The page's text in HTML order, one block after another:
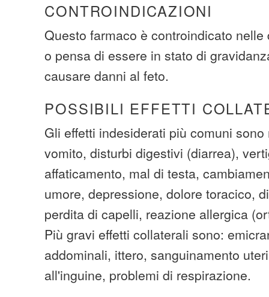
CONTROINDICAZIONI
Questo farmaco è controindicato
o pensa di essere in stato di
causare danni al feto.
POSSIBILI EFFETTI
Gli effetti indesiderati più comuni
vomito, disturbi digestivi (diarrea),
affaticamento, mal di testa,
umore, depressione, dolore toracico,
perdita di capelli, reazione allergica
Più gravi effetti collaterali sono:
addominali, ittero, sanguinamento
all'inguine, problemi di respirazione.